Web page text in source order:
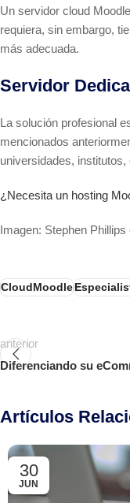
Un servidor cloud
requiera, sin embargo,
más adecuada.
Servidor
La solución profesional
mencionados
universidades,
¿Necesita un hosting
Imagen: Stephen
CloudMoodle
anterior
Diferenciando su
Artículos
30
JUN